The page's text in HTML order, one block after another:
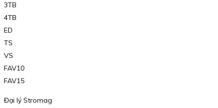
3TB
4TB
ED
TS
VS
FAV10
FAV15
Đại lý Stromag